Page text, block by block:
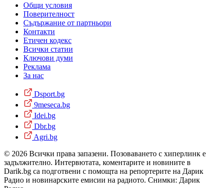
Общи условия
Поверителност
Съдържание от партньори
Контакти
Етичен кодекс
Всички статии
Ключови думи
Реклама
За нас
Dsport.bg
9meseca.bg
Idei.bg
Dbr.bg
Agri.bg
© 2026 Всички права запазени. Позоваването с хиперлинк е
задължително. Интервютата, коментарите и новините в
Darik.bg са подготвени с помощта на репортерите на Дарик
Радио и новинарските емисии на радиото. Снимки: Дарик